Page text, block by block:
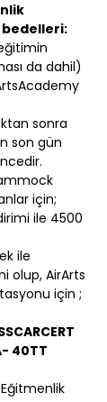
da dahil)
sonra
son gün
için;
ile 4500
ile
olup, AirArts
için ;
40TT